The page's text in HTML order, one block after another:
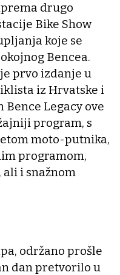
drugo
Bike Show
koje se
Bencea.
prvo izdanje u
iz Hrvatske i
Bence Legacy ove
program, s
moto-putnika,
programom,
ali i snažnom
održano prošle
dan pretvorilo u